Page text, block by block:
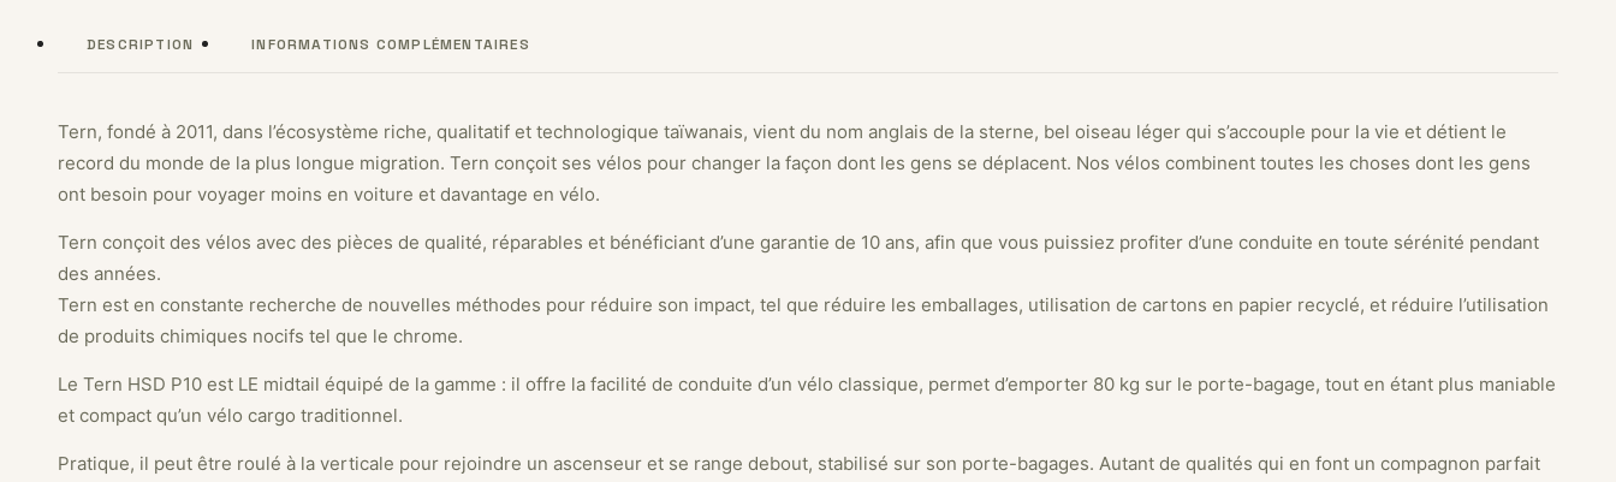
DESCRIPTION INFORMATIONS COMPLÉMENTAIRES
Tern, fondé à 2011, dans l’écosystème riche, qualitatif et technologique taïwanais, vient du nom anglais de la sterne, bel oiseau léger qui s’accouple pour la vie et détient le
record du monde de la plus longue migration. Tern conçoit ses vélos pour changer la façon dont les gens se déplacent. Nos vélos combinent toutes les choses dont les gens
ont besoin pour voyager moins en voiture et davantage en vélo.
Tern conçoit des vélos avec des pièces de qualité, réparables et bénéficiant d’une garantie de 10 ans, afin que vous puissiez profiter d’une conduite en toute sérénité pendant
des années.
Tern est en constante recherche de nouvelles méthodes pour réduire son impact, tel que réduire les emballages, utilisation de cartons en papier recyclé, et réduire l’utilisation
de produits chimiques nocifs tel que le chrome.
Le Tern HSD P10 est LE midtail équipé de la gamme : il offre la facilité de conduite d’un vélo classique, permet d’emporter 80 kg sur le porte-bagage, tout en étant plus maniable
et compact qu’un vélo cargo traditionnel.
Pratique, il peut être roulé à la verticale pour rejoindre un ascenseur et se range debout, stabilisé sur son porte-bagages. Autant de qualités qui en font un compagnon parfait